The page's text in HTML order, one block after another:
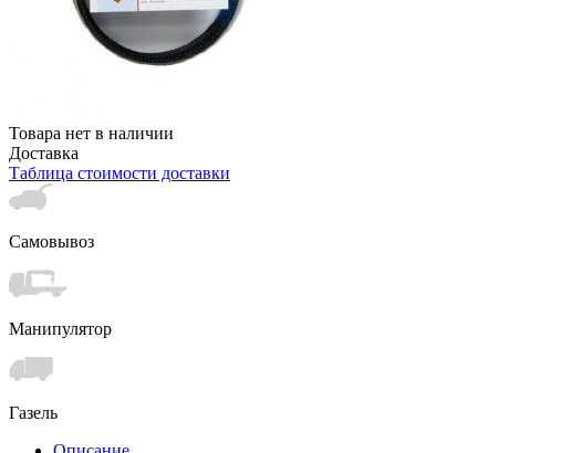
Товара нет в наличии
Доставка
Таблица стоимости доставки
Самовывоз
Манипулятор
Газель